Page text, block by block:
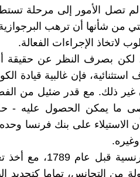
لم تصل الأمور إلى مرحلة
من شأنها أن ترهب
لاتخاذ الإجراءات الفعالة.
لكن بصرف النظر عن حقيقة
فإن غالبية قيادة
ذلك. مع قدر ضئيل من
ما يمكن الحصول عليه
على بنك فرنسا
كانت المطالب العامة للبرجوازية
من التجانس، تماما كتحديد